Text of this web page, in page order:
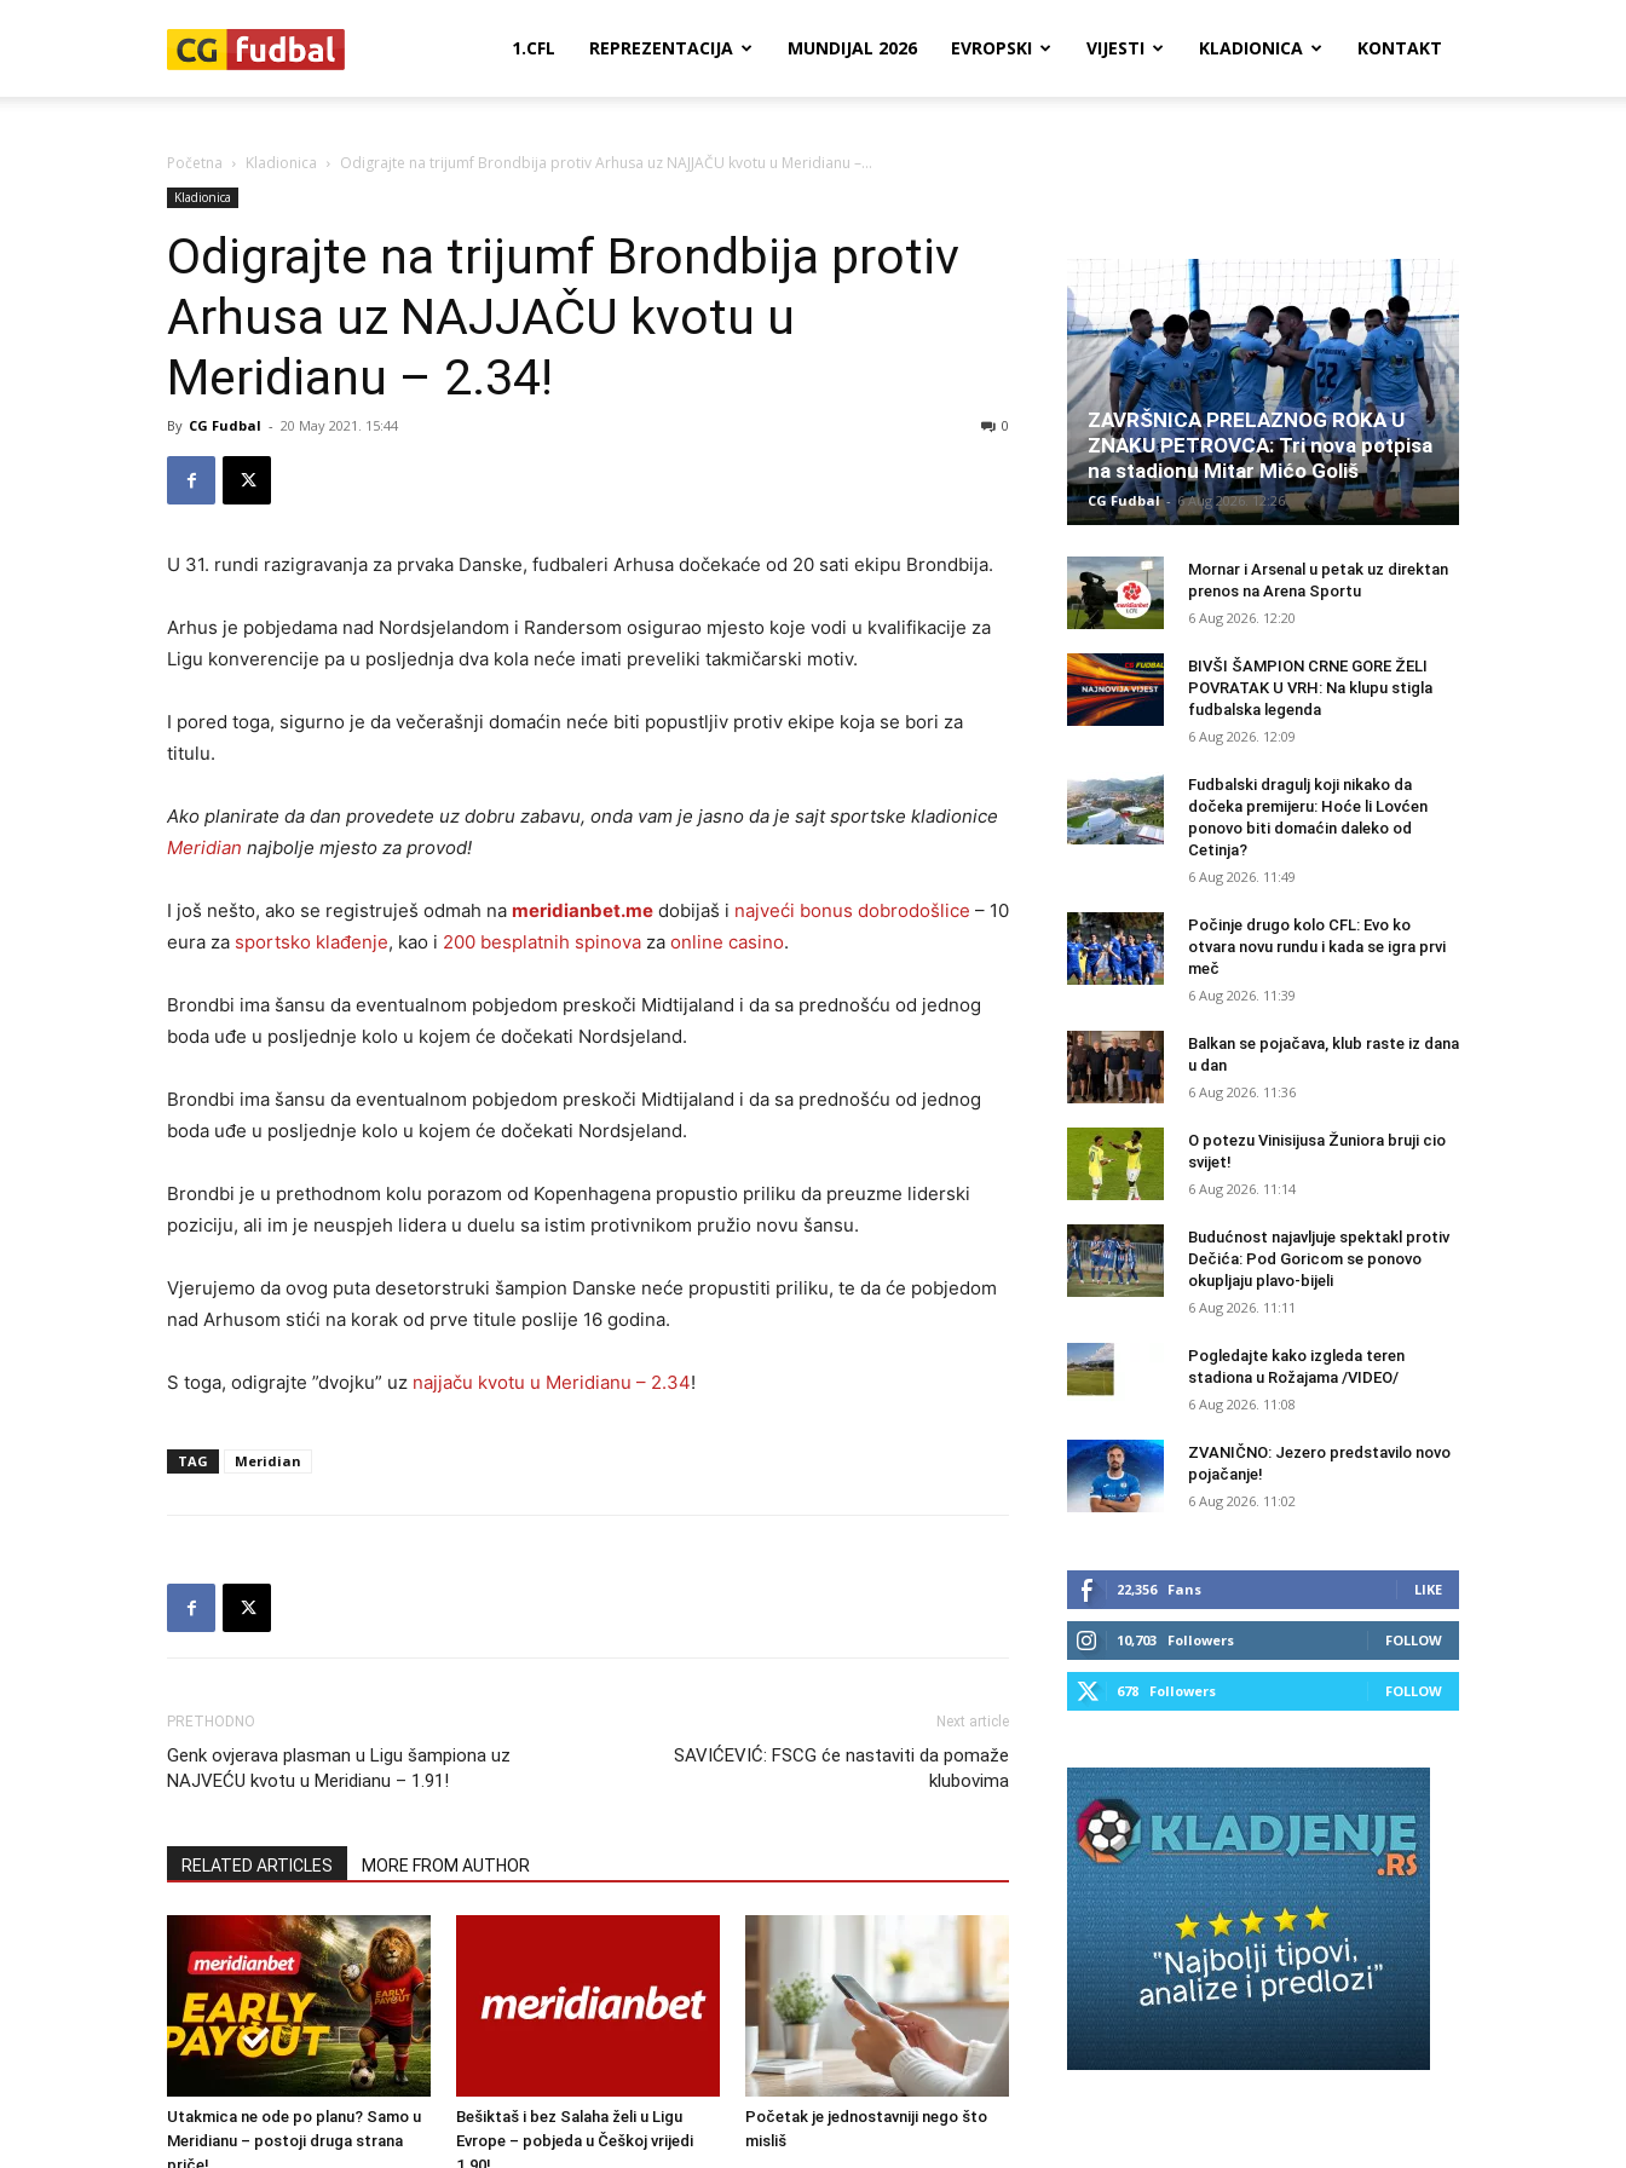
1.CFL REPREZENTACIJA MUNDIJAL 2026 EVROPSKI VIJESTI KLADIONICA KONTAKT
Početna Kladionica Odigrajte na trijumf Brondbija protiv Arhusa uz NAJJAČU kvotu u Meridianu –...
Kladionica
Odigrajte na trijumf Brondbija protiv
Arhusa uz NAJJAČU kvotu u
Meridianu – 2.34!
By CG Fudbal - 20 May 2021. 15:44 0
U 31. rundi razigravanja za prvaka Danske, fudbaleri Arhusa dočekaće od 20 sati ekipu Brondbija.
Arhus je pobjedama nad Nordsjelandom i Randersom osigurao mjesto koje vodi u kvalifikacije za
Ligu konverencije pa u posljednja dva kola neće imati preveliki takmičarski motiv.
I pored toga, sigurno je da večerašnji domaćin neće biti popustljiv protiv ekipe koja se bori za
titulu.
Ako planirate da dan provedete uz dobru zabavu, onda vam je jasno da je sajt sportske kladionice
Meridian najbolje mjesto za provod!
I još nešto, ako se registruješ odmah na meridianbet.me dobijaš i najveći bonus dobrodošlice – 10
eura za sportsko klađenje, kao i 200 besplatnih spinova za online casino.
Brondbi ima šansu da eventualnom pobjedom preskoči Midtijaland i da sa prednošću od jednog
boda uđe u posljednje kolo u kojem će dočekati Nordsjeland.
Brondbi ima šansu da eventualnom pobjedom preskoči Midtijaland i da sa prednošću od jednog
boda uđe u posljednje kolo u kojem će dočekati Nordsjeland.
Brondbi je u prethodnom kolu porazom od Kopenhagena propustio priliku da preuzme liderski
poziciju, ali im je neuspjeh lidera u duelu sa istim protivnikom pružio novu šansu.
Vjerujemo da ovog puta desetorstruki šampion Danske neće propustiti priliku, te da će pobjedom
nad Arhusom stići na korak od prve titule poslije 16 godina.
S toga, odigrajte ”dvojku” uz najjaču kvotu u Meridianu – 2.34!
TAG Meridian
PRETHODNO
Genk ovjerava plasman u Ligu šampiona uz
NAJVEĆU kvotu u Meridianu – 1.91!
Next article
SAVIĆEVIĆ: FSCG će nastaviti da pomaže
klubovima
RELATED ARTICLES MORE FROM AUTHOR
Utakmica ne ode po planu? Samo u
Meridianu – postoji druga strana
Bešiktaš i bez Salaha želi u Ligu
Evrope – pobjeda u Češkoj vrijedi
Početak je jednostavniji nego što
misliš
ZAVRŠNICA PRELAZNOG ROKA U
ZNAKU PETROVCA: Tri nova potpisa
na stadionu Mitar Mićo Goliš
CG Fudbal - 6 Aug 2026. 12:26
Mornar i Arsenal u petak uz direktan
prenos na Arena Sportu
6 Aug 2026. 12:20
BIVŠI ŠAMPION CRNE GORE ŽELI
POVRATAK U VRH: Na klupu stigla
fudbalska legenda
6 Aug 2026. 12:09
Fudbalski dragulj koji nikako da
dočeka premijeru: Hoće li Lovćen
ponovo biti domaćin daleko od
Cetinja?
6 Aug 2026. 11:49
Počinje drugo kolo CFL: Evo ko
otvara novu rundu i kada se igra prvi
meč
6 Aug 2026. 11:39
Balkan se pojačava, klub raste iz dana
u dan
6 Aug 2026. 11:36
O potezu Vinisijusa Žuniora bruji cio
svijet!
6 Aug 2026. 11:14
Budućnost najavljuje spektakl protiv
Dečića: Pod Goricom se ponovo
okupljaju plavo-bijeli
6 Aug 2026. 11:11
Pogledajte kako izgleda teren
stadiona u Rožajama /VIDEO/
6 Aug 2026. 11:08
ZVANIČNO: Jezero predstavilo novo
pojačanje!
6 Aug 2026. 11:02
22,356 Fans LIKE
10,703 Followers FOLLOW
678 Followers FOLLOW